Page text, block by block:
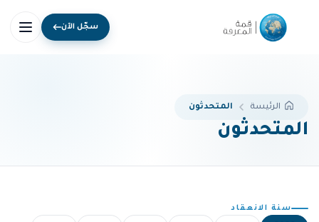
سجّل الآن
الرئيسة المتحدثون
المتحدثون
سنة الانعقاد